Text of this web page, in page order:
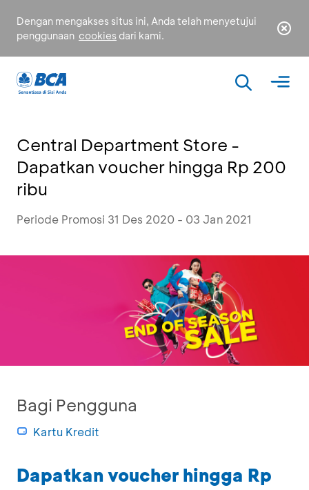
Dengan mengakses situs ini, Anda telah menyetujui
penggunaan cookies dari kami.
Central Department Store -
Dapatkan voucher hingga Rp 200
ribu
Periode Promosi 31 Des 2020 - 03 Jan 2021
Bagi Pengguna
Kartu Kredit
Dapatkan voucher hingga Rp